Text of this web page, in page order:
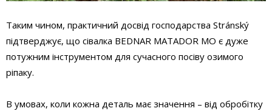
Таким чином, практичний досвід господарства Stránský
підтверджує, що сівалка BEDNAR MATADOR MO є дуже
потужним інструментом для сучасного посіву озимого
ріпаку.
В умовах, коли кожна деталь має значення – від обробітку